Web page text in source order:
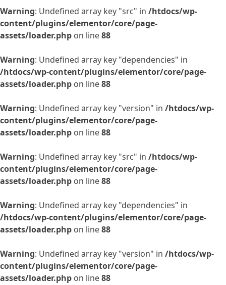
Warning: Undefined array key "src" in /htdocs/wp-
content/plugins/elementor/core/page-
assets/loader.php on line88
Warning: Undefined array key "dependencies" in
/htdocs/wp-content/plugins/elementor/core/page-
assets/loader.php on line88
Warning: Undefined array key "version" in /htdocs/wp-
content/plugins/elementor/core/page-
assets/loader.php on line88
Warning: Undefined array key "src" in /htdocs/wp-
content/plugins/elementor/core/page-
assets/loader.php on line88
Warning: Undefined array key "dependencies" in
/htdocs/wp-content/plugins/elementor/core/page-
assets/loader.php on line88
Warning: Undefined array key "version" in /htdocs/wp-
content/plugins/elementor/core/page-
assets/loader.php on line88